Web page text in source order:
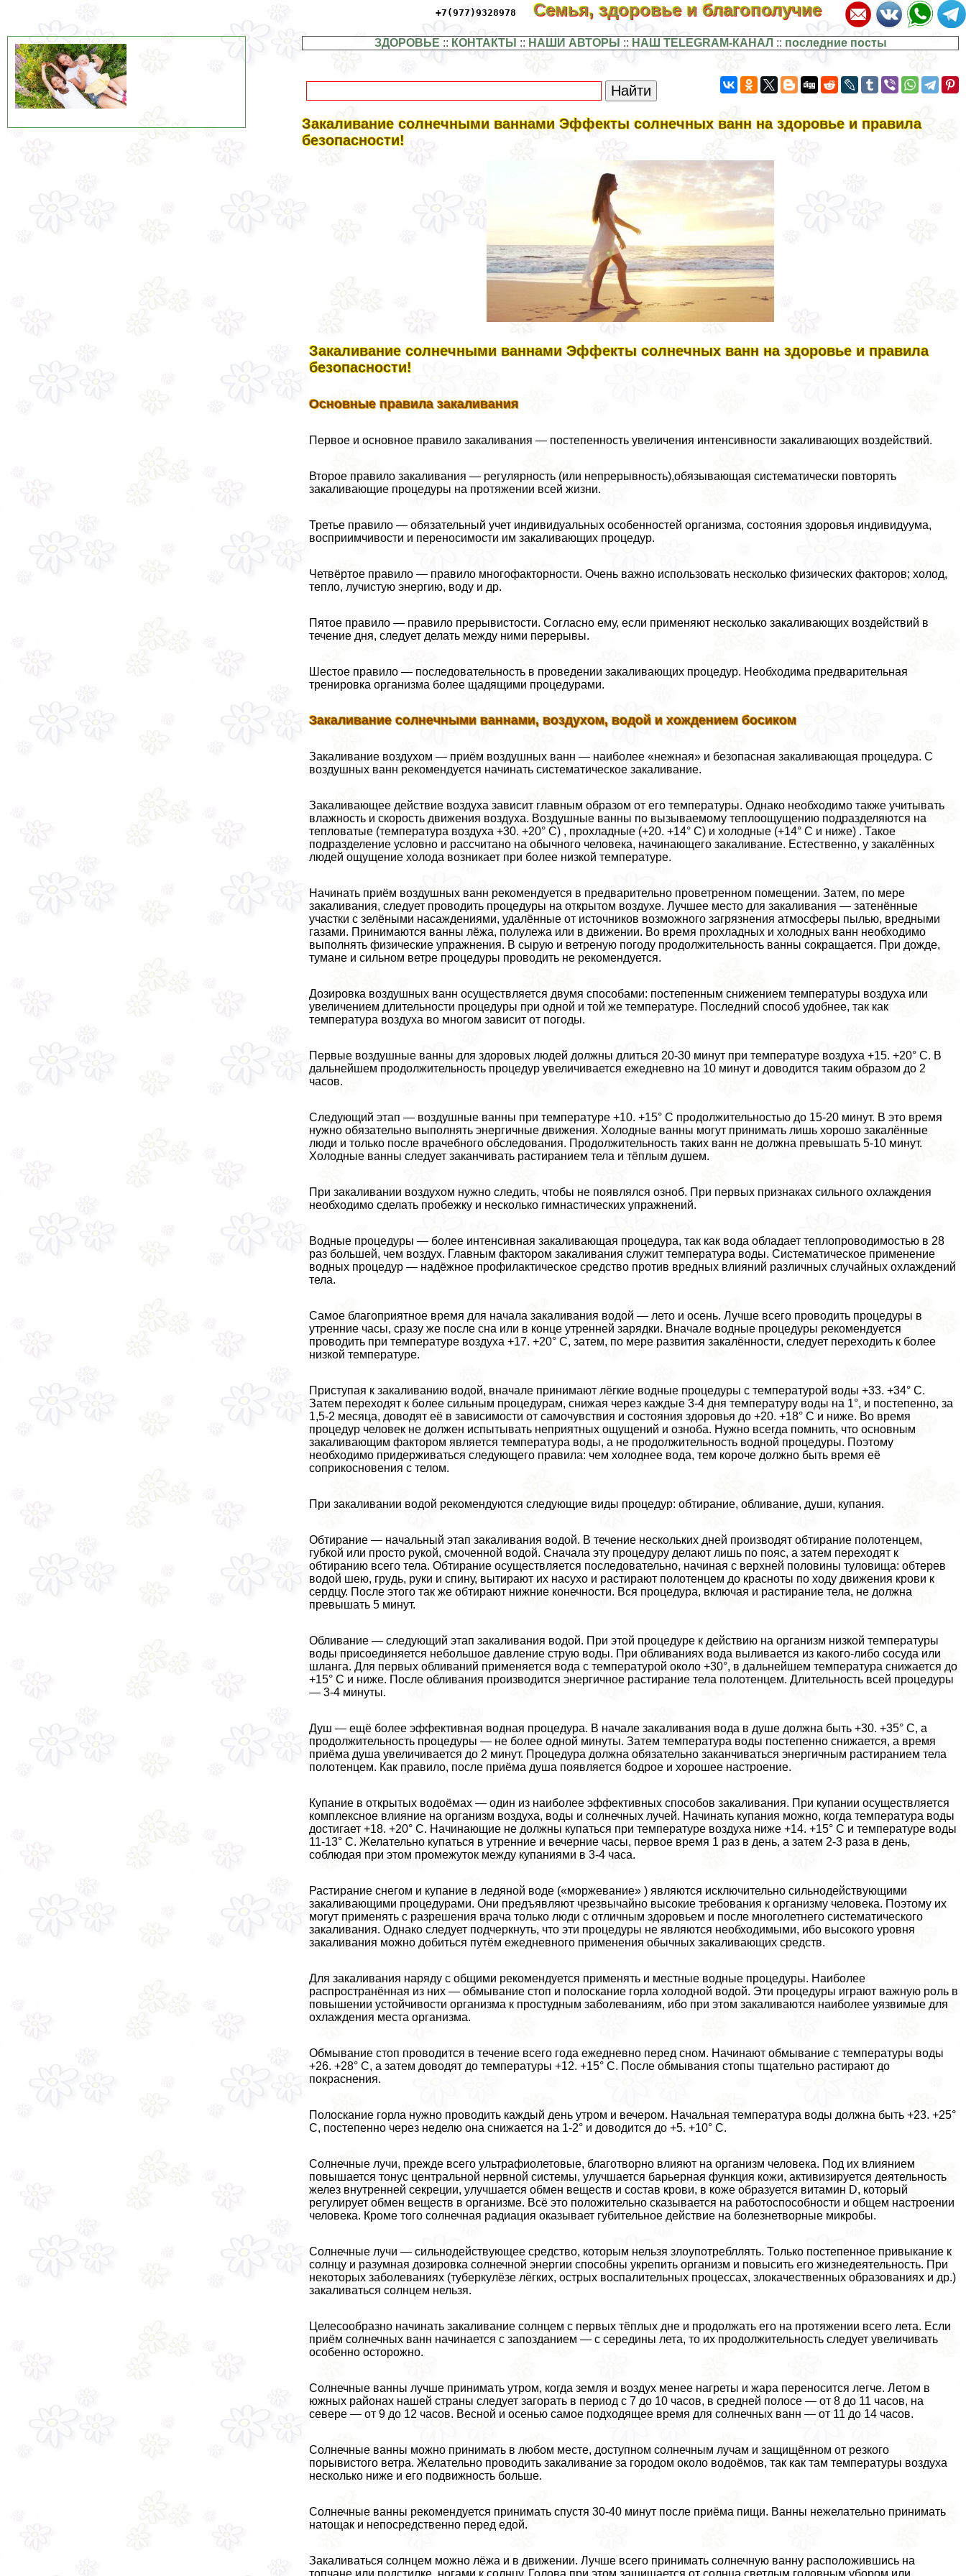
+7(977)9328978 Семья, здоровье и благополучие
ЗДОРОВЬЕ :: КОНТАКТЫ :: НАШИ АВТОРЫ :: НАШ TELEGRAM-КАНАЛ :: последние посты
Закаливание солнечными ваннами Эффекты солнечных ванн на здоровье и правила
безопасности!
Закаливание солнечными ваннами Эффекты солнечных ванн на здоровье и правила
безопасности!
Основные правила закаливания
Первое и основное правило закаливания — постепенность увеличения интенсивности закаливающих воздействий.
Второе правило закаливания — регулярность (или непрерывность),обязывающая систематически повторять
закаливающие процедуры на протяжении всей жизни.
Третье правило — обязательный учет индивидуальных особенностей организма, состояния здоровья индивидуума,
восприимчивости и переносимости им закаливающих процедур.
Четвёртое правило — правило многофакторности. Очень важно использовать несколько физических факторов; холод,
тепло, лучистую энергию, воду и др.
Пятое правило — правило прерывистости. Согласно ему, если применяют несколько закаливающих воздействий в
течение дня, следует делать между ними перерывы.
Шестое правило — последовательность в проведении закаливающих процедур. Необходима предварительная
тренировка организма более щадящими процедypaми.
Закаливание солнечными ваннами, воздухом, водой и хождением босиком
Закаливание воздухом — приём воздушных ванн — наиболее «нежная» и безопасная закаливающая процедypa. С
воздушных ванн рекомендуется начинать систематическое закаливание.
Закаливающее действие воздуха зависит главным образом от его температуры. Однако необходимо также учитывать
влажность и скорость движения воздуха. Воздушные ванны по вызываемому теплоощущению подразделяются на
тепловатые (температура воздуха +30. +20° С) , прохладные (+20. +14° С) и холодные (+14° С и ниже) . Такое
подразделение условно и рассчитано на обычного человека, начинающего закаливание. Естественно, у закалённых
людей ощущение холода возникает при более низкой температуре.
Начинать приём воздушных ванн рекомендуется в предварительно проветренном помещении. Затем, по мере
закаливания, следует проводить процедуры на открытом воздухе. Лучшее место для закаливания — затенённые
участки с зелёными насаждениями, удалённые от источников возможного загрязнения атмосферы пылью, вредными
газами. Принимаются ванны лёжа, полулежа или в движении. Во время прохладных и холодных ванн необходимо
выполнять физические упражнения. В сырую и ветреную погоду продолжительность ванны сокращается. При дожде,
тумане и сильном ветре процедуры проводить не рекомендуется.
Дозировка воздушных ванн осуществляется двумя способами: постепенным снижением температуры воздуха или
увеличением длительности процедуры при одной и той же температуре. Последний способ удобнее, так как
температура воздуха во многом зависит от погоды.
Первые воздушные ванны для здоровых людей должны длиться 20-30 минут при температуре воздуха +15. +20° С. В
дальнейшем продолжительность процедур увеличивается ежедневно на 10 минут и доводится таким образом до 2
часов.
Следующий этап — воздушные ванны при температуре +10. +15° С продолжительностью до 15-20 минут. В это время
нужно обязательно выполнять энергичные движения. Холодные ванны могут принимать лишь хорошо закалённые
люди и только после врачебного обследования. Продолжительность таких ванн не должна превышать 5-10 минут.
Холодные ванны следует заканчивать растиранием тела и тёплым душем.
При закаливании воздухом нужно следить, чтобы не появлялся озноб. При первых признаках сильного охлаждения
необходимо сделать пробежку и несколько гимнастических упражнений.
Водные процедуры — более интенсивная закаливающая процедypa, так как вода обладает теплопроводимостью в 28
раз большей, чем воздух. Главным фактором закаливания служит температура воды. Систематическое применение
водных процедур — надёжное профилактическое средство против вредных влияний различных случайных охлаждений
тела.
Самое благоприятное время для начала закаливания водой — лето и осень. Лучше всего проводить процедуры в
утренние часы, сразу же после сна или в конце утренней зарядки. Вначале водные процедуры рекомендуется
проводить при температуре воздуха +17. +20° С, затем, по мере развития закалённости, следует переходить к более
низкой температуре.
Приступая к закаливанию водой, вначале принимают лёгкие водные процедуры с температурой воды +33. +34° С.
Затем переходят к более сильным процедypaм, снижая через каждые 3-4 дня температуру воды на 1°, и постепенно, за
1,5-2 месяца, доводят её в зависимости от самочувствия и состояния здоровья до +20. +18° С и ниже. Во время
процедур человек не должен испытывать неприятных ощущений и озноба. Нужно всегда помнить, что основным
закаливающим фактором является температура воды, а не продолжительность водной процедуры. Поэтому
необходимо придерживаться следующего правила: чем холоднее вода, тем короче должно быть время её
соприкосновения с телом.
При закаливании водой рекомендуются следующие виды процедур: обтирание, обливание, души, купания.
Обтирание — начальный этап закаливания водой. В течение нескольких дней производят обтирание полотенцем,
губкой или просто рукой, смоченной водой. Сначала эту процедуру делают лишь по пояс, а затем переходят к
обтиранию всего тела. Обтирание осуществляется последовательно, начиная с верхней половины туловища: обтерев
водой шею, гpyдь, руки и спину, вытирают их насухо и растирают полотенцем до красноты по ходу движения крови к
сердцу. После этого так же обтирают нижние конечности. Вся процедypa, включая и растирание тела, не должна
превышать 5 минут.
Обливание — следующий этап закаливания водой. При этой процедуре к действию на организм низкой температуры
воды присоединяется небольшое давление струю воды. При обливаниях вода выливается из какого-либо сосуда или
шланга. Для первых обливаний применяется вода с температурой около +30°, в дальнейшем температура снижается до
+15° С и ниже. После обливания производится энергичное растирание тела полотенцем. Длительность всей процедуры
— 3-4 минуты.
Душ — ещё более эффективная водная процедypa. В начале закаливания вода в душе должна быть +30. +35° С, а
продолжительность процедуры — не более одной минуты. Затем температура воды постепенно снижается, а время
приёма душа увеличивается до 2 минут. Процедypa должна обязательно заканчиваться энергичным растиранием тела
полотенцем. Как правило, после приёма душа появляется бодрое и хорошее настроение.
Купание в открытых водоёмах — один из наиболее эффективных способов закаливания. При купании осуществляется
комплексное влияние на организм воздуха, воды и солнечных лучей. Начинать купания можно, когда температура воды
достигает +18. +20° С. Начинающие не должны купаться при температуре воздуха ниже +14. +15° С и температуре воды
11-13° С. Желательно купаться в утренние и вечерние часы, первое время 1 раз в день, а затем 2-3 раза в день,
соблюдая при этом промежуток между купаниями в 3-4 часа.
Растирание снегом и купание в ледяной воде («моржевание» ) являются исключительно сильнодействующими
закаливающими процедypaми. Они предъявляют чрезвычайно высокие требования к организму человека. Поэтому их
могут применять с разрешения врача только люди с отличным здоровьем и после многолетнего систематического
закаливания. Однако следует подчеркнуть, что эти процедуры не являются необходимыми, ибо высокого уровня
закаливания можно добиться путём ежедневного применения обычных закаливающих средств.
Для закаливания наряду с общими рекомендуется применять и местные водные процедуры. Наиболее
распространённая из них — обмывание стоп и полоскание горла холодной водой. Эти процедуры играют важную роль в
повышении устойчивости организма к простудным заболеваниям, ибо при этом закаливаются наиболее уязвимые для
охлаждения места организма.
Обмывание стоп проводится в течение всего года ежедневно перед сном. Начинают обмывание с температуры воды
+26. +28° С, а затем доводят до температуры +12. +15° С. После обмывания стопы тщательно растирают до
покраснения.
Полоскание горла нужно проводить каждый день утром и вечером. Начальная температура воды должна быть +23. +25°
С, постепенно через неделю она снижается на 1-2° и доводится до +5. +10° С.
Солнечные лучи, прежде всего ультрафиолетовые, благотворно влияют на организм человека. Под их влиянием
повышается тонус центральной нервной системы, улучшается барьерная функция кожи, активизируется деятельность
желез внутренней секреции, улучшается обмен веществ и состав крови, в коже образуется витамин D, который
регулирует обмен веществ в организме. Всё это положительно сказывается на работоспособности и общем настроении
человека. Кроме того солнечная радиация оказывает губительное действие на болезнетворные микробы.
Солнечные лучи — сильнодействующее средство, которым нельзя злоупотрeбллять. Только постепенное привыкание к
солнцу и разумная дозировка солнечной энергии способны укрепить организм и повысить его жизнедеятельность. При
некоторых заболеваниях (туберкулёзе лёгких, острых воспалительных процессах, злокачественных образованиях и др.)
закаливаться солнцем нельзя.
Целесообразно начинать закаливание солнцем с первых тёплых дне и продолжать его на протяжении всего лета. Если
приём солнечных ванн начинается с запозданием — с середины лета, то их продолжительность следует увеличивать
особенно осторожно.
Солнечные ванны лучше принимать утром, когда земля и воздух менее нагреты и жара переносится легче. Летом в
южных районах нашей страны следует загорать в период с 7 до 10 часов, в средней полосе — от 8 до 11 часов, на
севере — от 9 до 12 часов. Весной и осенью самое подходящее время для солнечных ванн — от 11 до 14 часов.
Солнечные ванны можно принимать в любом месте, доступном солнечным лучам и защищённом от резкого
порывистого ветра. Желательно проводить закаливание за городом около водоёмов, так как там температуры воздуха
несколько ниже и его подвижность больше.
Солнечные ванны рекомендуется принимать спустя 30-40 минут после приёма пищи. Ванны нежелательно принимать
натощак и непосредственно перед едой.
Закаливаться солнцем можно лёжа и в движении. Лучше всего принимать солнечную ванну расположившись на